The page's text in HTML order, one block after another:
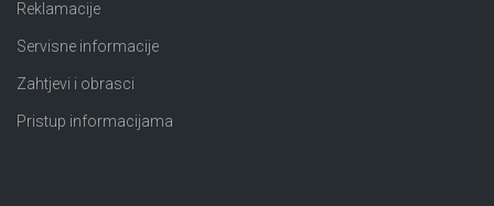
Reklamacije
Servisne informacije
Zahtjevi i obrasci
Pristup informacijama